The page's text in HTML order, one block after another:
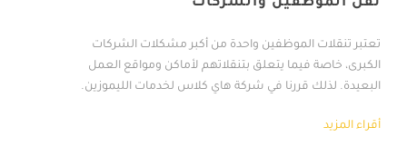
نقل الموظفين والشركات
تعتبر تنقلات الموظفين واحدة من أكبر مشكلات الشركات
الكبرى، خاصة فيما يتعلق بتنقلاتهم لأماكن ومواقع العمل
البعيدة. لذلك قررنا في شركة هاي كلاس لخدمات الليموزين.
أقراء المزيد